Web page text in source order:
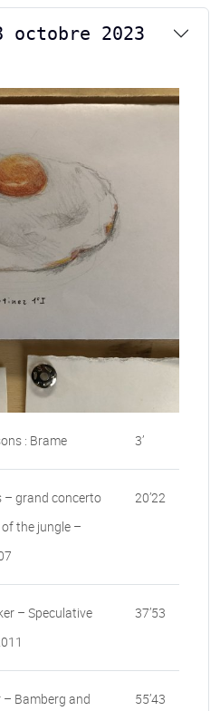
2023
: Brame 3’
– grand concerto
the jungle –
20’22
– Speculative
37’53
– Bamberg and
55’43